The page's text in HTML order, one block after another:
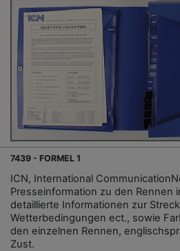
7439 - FORMEL 1
ICN, International
Presseinformation zu den Rennen
detaillierte Informationen zur
Wetterbedingungen ect., sowie
den einzelnen Rennen,
Zust.